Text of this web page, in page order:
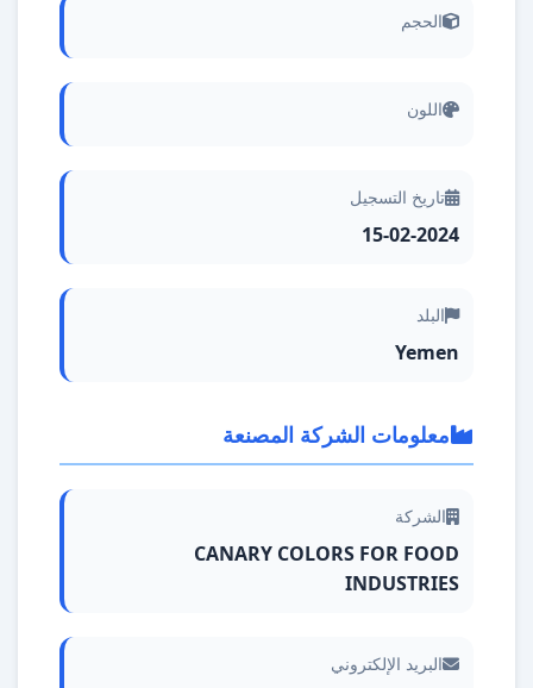
الحجم
اللون
تاريخ التسجيل
15-02-2024
البلد
Yemen
معلومات الشركة المصنعة
الشركة
CANARY COLORS FOR FOOD
INDUSTRIES
البريد الإلكتروني